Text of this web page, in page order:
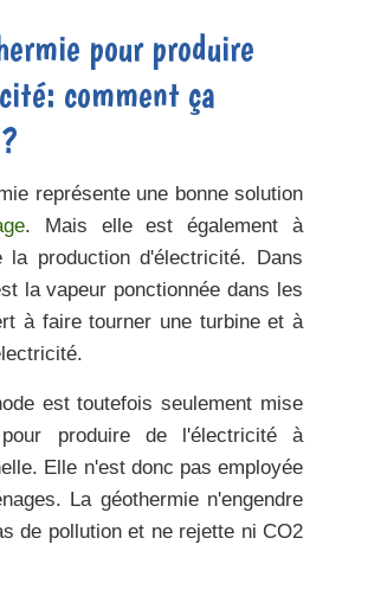
pour produire
comment ça
représente une bonne solution
. Mais elle est également à
la production d'électricité. Dans
la vapeur ponctionnée dans les
à faire tourner une turbine et à
est toutefois seulement mise
produire de l'électricitéà
Elle n'est donc pas employée
La géothermie n'engendre
de pollutionet ne rejette ni CO2